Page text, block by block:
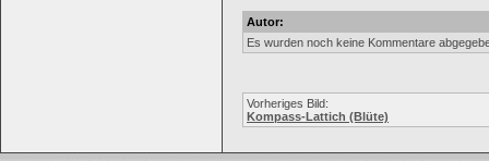
Autor:
Es wurden noch keine Kommentare
Vorheriges Bild:
Kompass-Lattich (Blüte)